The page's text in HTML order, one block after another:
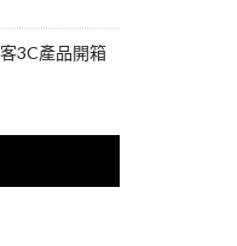
3C產品開箱